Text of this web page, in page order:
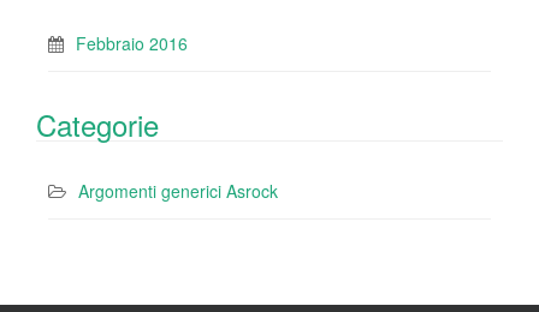
Febbraio 2016
Categorie
Argomenti generici Asrock